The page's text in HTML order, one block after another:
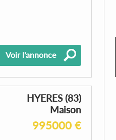
Voir l'annonce
HYERES (83)
Maison
995000 €